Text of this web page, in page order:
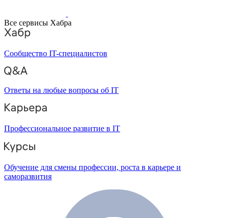
Все сервисы Хабра
Сообщество IT-специалистов
Ответы на любые вопросы об IT
Профессиональное развитие в IT
Обучение для смены профессии, роста в карьере и
саморазвития